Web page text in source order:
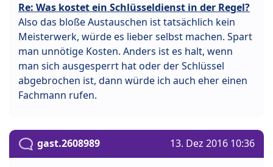
Re: Was kostet ein Schlüsseldienst in der Regel?
Also das bloße Austauschen ist tatsächlich kein
Meisterwerk, würde es lieber selbst machen. Spart
man unnötige Kosten. Anders ist es halt, wenn
man sich ausgesperrt hat oder der Schlüssel
abgebrochen ist, dann würde ich auch eher einen
Fachmann rufen.
gast.2608989 13. Dez 2016 10:36